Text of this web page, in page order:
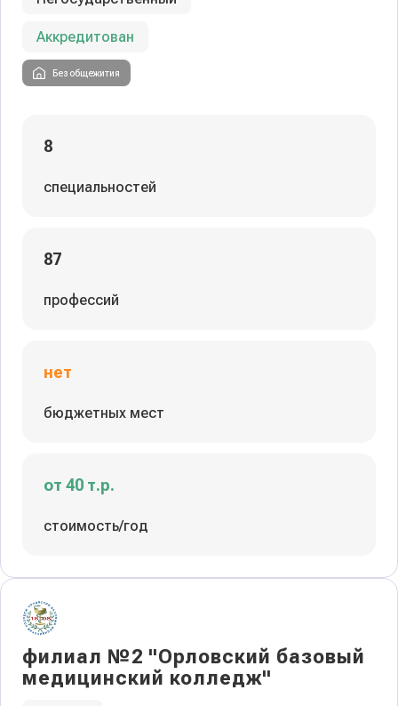
Аккредитован
Без общежития
8
специальностей
87
профессий
нет
бюджетных мест
от 40 т.р.
стоимость/год
филиал №2 "Орловский базовый
медицинский колледж"